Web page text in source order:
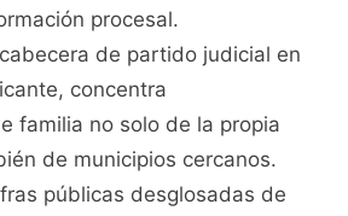
procesal.
de partido judicial en
concentra
familia no solo de la propia
de municipios cercanos.
públicas desglosadas de